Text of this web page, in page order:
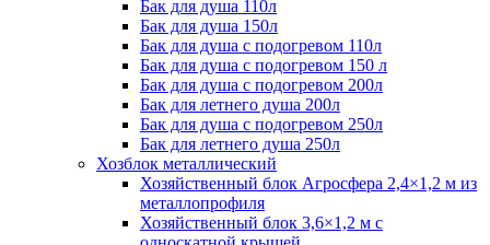
Бак для душа 110л
Бак для душа 150л
Бак для душа с подогревом 110л
Бак для душа с подогревом 150 л
Бак для душа с подогревом 200л
Бак для летнего душа 200л
Бак для душа с подогревом 250л
Бак для летнего душа 250л
Хозблок металлический
Хозяйственный блок Агросфера 2,4×1,2 м из
металлопрофиля
Хозяйственный блок 3,6×1,2 м с